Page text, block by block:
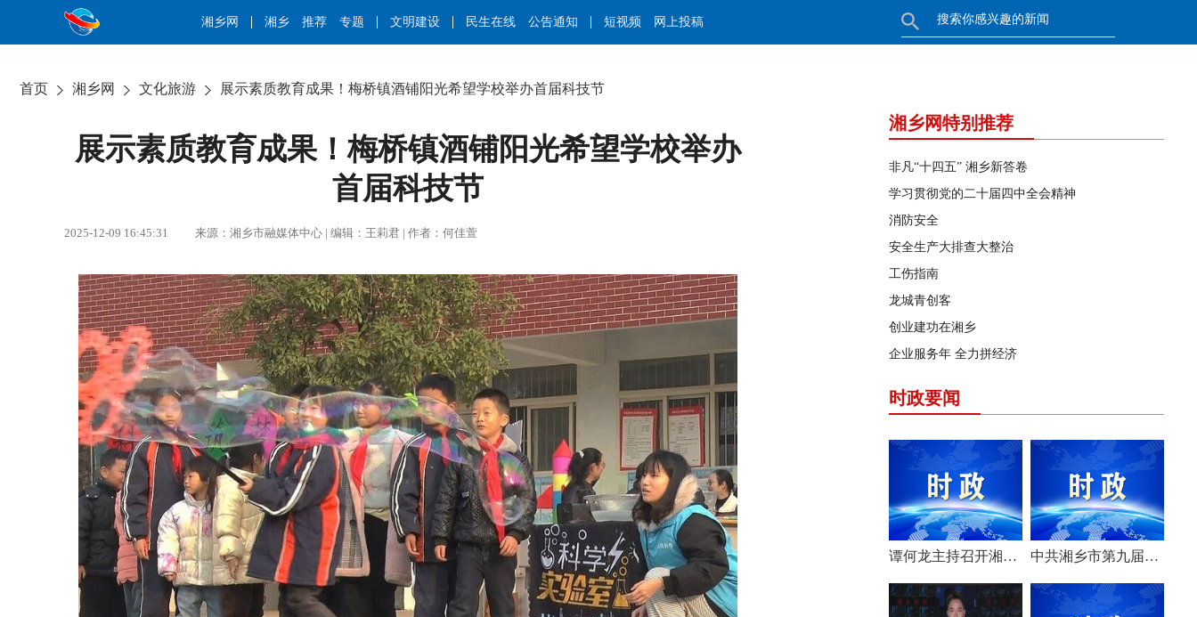
湘乡网 湘乡 推荐 专题 文明建设 民生在线 公告通知 短视频 网上投稿
首页 湘乡网 文化旅游 展示素质教育成果！梅桥镇酒铺阳光希望学校举办首届科技节
展示素质教育成果！梅桥镇酒铺阳光希望学校举办
首届科技节
2025-12-09 16:45:31 来源：湘乡市融媒体中心 | 编辑：王莉君 | 作者：何佳萱
湘乡网特别推荐
非凡“十四五” 湘乡新答卷
学习贯彻党的二十届四中全会精神
消防安全
安全生产大排查大整治
工伤指南
龙城青创客
创业建功在湘乡
企业服务年 全力拼经济
时政要闻
谭何龙主持召开湘乡市第九届市委常委会（扩大）会议 中共湘乡市第九届委员会举行第一次全体会议 选举产生新一届市委常委班子